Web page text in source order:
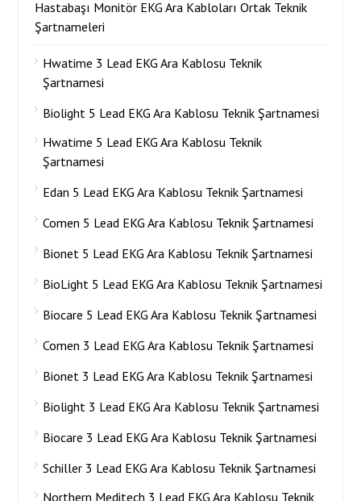
Hastabaşı Monitör EKG Ara Kabloları Ortak Teknik
Şartnameleri
Hwatime 3 Lead EKG Ara Kablosu Teknik
Şartnamesi
Biolight 5 Lead EKG Ara Kablosu Teknik Şartnamesi
Hwatime 5 Lead EKG Ara Kablosu Teknik
Şartnamesi
Edan 5 Lead EKG Ara Kablosu Teknik Şartnamesi
Comen 5 Lead EKG Ara Kablosu Teknik Şartnamesi
Bionet 5 Lead EKG Ara Kablosu Teknik Şartnamesi
BioLight 5 Lead EKG Ara Kablosu Teknik Şartnamesi
Biocare 5 Lead EKG Ara Kablosu Teknik Şartnamesi
Comen 3 Lead EKG Ara Kablosu Teknik Şartnamesi
Bionet 3 Lead EKG Ara Kablosu Teknik Şartnamesi
Biolight 3 Lead EKG Ara Kablosu Teknik Şartnamesi
Biocare 3 Lead EKG Ara Kablosu Teknik Şartnamesi
Schiller 3 Lead EKG Ara Kablosu Teknik Şartnamesi
Northern Meditech 3 Lead EKG Ara Kablosu Teknik